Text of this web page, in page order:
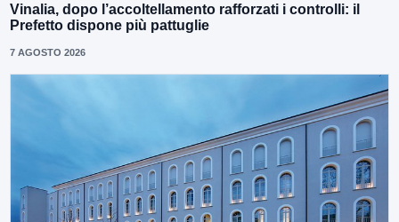
Vinalia, dopo l’accoltellamento rafforzati i controlli: il
Prefetto dispone più pattuglie
7 AGOSTO 2026